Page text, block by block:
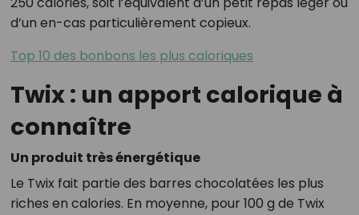
d’un en-cas particulièrement copieux.
Top 10 des bonbons les plus caloriques
Twix : un apport calorique à
connaître
Un produit très énergétique
Le Twix fait partie des barres chocolatées les plus
riches en calories. En moyenne, pour 100 g de Twix